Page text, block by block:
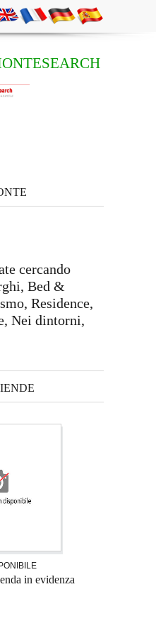
cercando
Bed &
Residence,
Nei dintorni,
in evidenza